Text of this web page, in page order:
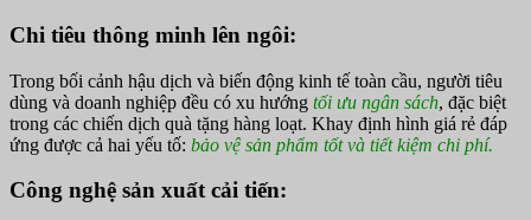
Chi tiêu thông minh lên ngôi:
Trong bối cảnh hậu dịch và biến động kinh tế toàn cầu, người tiêu
dùng và doanh nghiệp đều có xu hướng tối ưu ngân sách, đặc biệt
trong các chiến dịch quà tặng hàng loạt. Khay định hình giá rẻ đáp
ứng được cả hai yếu tố: bảo vệ sản phẩm tốt và tiết kiệm chi phí.
Công nghệ sản xuất cải tiến: